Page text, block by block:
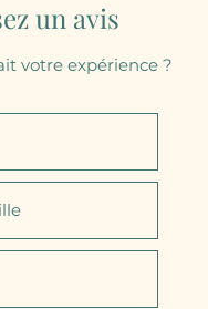
un avis
votre expérience ?